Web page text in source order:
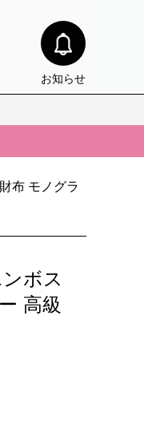
お知らせ
布 モノグラ
ボス
高級